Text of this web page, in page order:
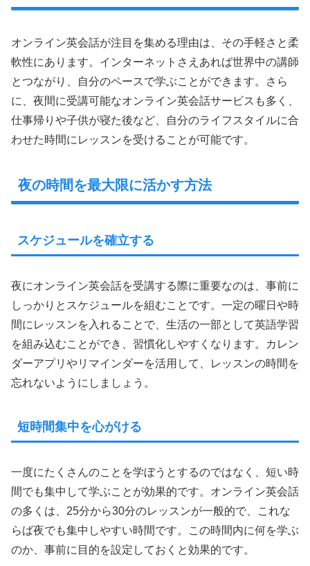
オンライン英会話が注目を集める理由は、その手軽さと柔
軟性にあります。インターネットさえあれば世界中の講師
とつながり、自分のペースで学ぶことができます。さら
に、夜間に受講可能なオンライン英会話サービスも多く、
仕事帰りや子供が寝た後など、自分のライフスタイルに合
わせた時間にレッスンを受けることが可能です。
夜の時間を最大限に活かす方法
スケジュールを確立する
夜にオンライン英会話を受講する際に重要なのは、事前に
しっかりとスケジュールを組むことです。一定の曜日や時
間にレッスンを入れることで、生活の一部として英語学習
を組み込むことができ、習慣化しやすくなります。カレン
ダーアプリやリマインダーを活用して、レッスンの時間を
忘れないようにしましょう。
短時間集中を心がける
一度にたくさんのことを学ぼうとするのではなく、短い時
間でも集中して学ぶことが効果的です。オンライン英会話
の多くは、25分から30分のレッスンが一般的で、これな
らば夜でも集中しやすい時間です。この時間内に何を学ぶ
のか、事前に目的を設定しておくと効果的です。